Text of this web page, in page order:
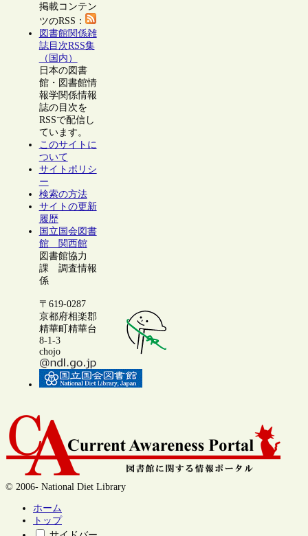
掲載コンテン
ツのRSS：
図書館関係雑
誌目次RSS集
（国内）
日本の図書
館・図書館情
報学関係情報
誌の目次を
RSSで配信し
ています。
このサイトに
ついて
サイトポリシ
ー
検索の方法
サイトの更新
履歴
国立国会図書
館 関西館
図書館協力
課 調査情報
係
〒619-0287
京都府相楽郡
精華町精華台
8-1-3
chojo
© 2006- National Diet Library
ホーム
トップ